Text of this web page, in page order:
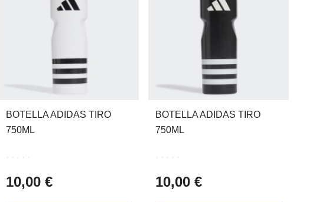
BOTELLA ADIDAS TIRO
750ML
10,00 €
BOTELLA ADIDAS TIRO
750ML
10,00 €